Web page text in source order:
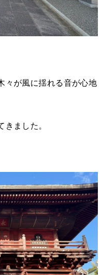
々が風に揺れる音が心地
ました。